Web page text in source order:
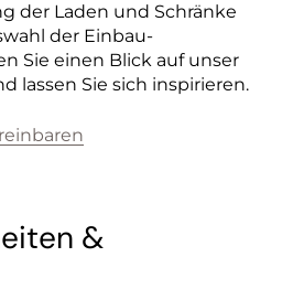
der Laden und Schränke
der Einbau-
Sie einen Blick auf unser
lassen Sie sich inspirieren.
&